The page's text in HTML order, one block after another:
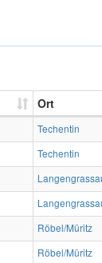
Ort
Techentin
Techentin
Röbel/Müritz
Röbel/Müritz